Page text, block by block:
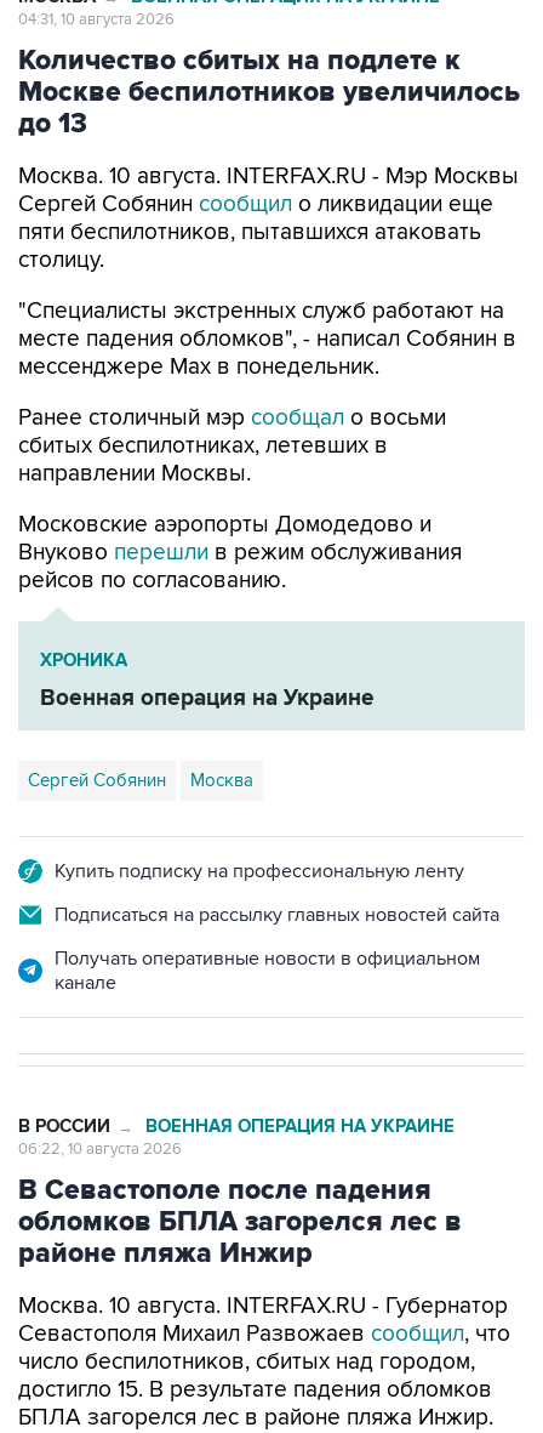
04:31, 10 августа 2026
Количество сбитых на подлете к
Москве беспилотников увеличилось
до 13
Москва. 10 августа. INTERFAX.RU - Мэр Москвы
Сергей Собянин сообщил о ликвидации еще
пяти беспилотников, пытавшихся атаковать
столицу.
"Специалисты экстренных служб работают на
месте падения обломков", - написал Собянин в
мессенджере Max в понедельник.
Ранее столичный мэр сообщал о восьми
сбитых беспилотниках, летевших в
направлении Москвы.
Московские аэропорты Домодедово и
Внуково перешли в режим обслуживания
рейсов по согласованию.
ХРОНИКА
Военная операция на Украине
Сергей Собянин Москва
Купить подписку на профессиональную ленту
Подписаться на рассылку главных новостей сайта
Получать оперативные новости в официальном
канале
В РОССИИ → ВОЕННАЯ ОПЕРАЦИЯ НА УКРАИНЕ
06:22, 10 августа 2026
В Севастополе после падения
обломков БПЛА загорелся лес в
районе пляжа Инжир
Москва. 10 августа. INTERFAX.RU - Губернатор
Севастополя Михаил Развожаев сообщил, что
число беспилотников, сбитых над городом,
достигло 15. В результате падения обломков
БПЛА загорелся лес в районе пляжа Инжир.